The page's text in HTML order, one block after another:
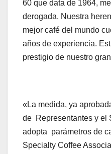
60 que data de 1964,
derogada. Nuestra
mejor café del mundo
años de experiencia.
prestigio de nuestro
«La medida, ya
de Representantes y el
adopta parámetros de
Specialty Coffee